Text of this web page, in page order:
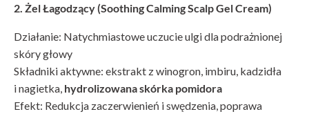
2. Żel Łagodzący (Soothing Calming Scalp Gel Cream)
Działanie: Natychmiastowe uczucie ulgi dla podrażnionej
skóry głowy
Składniki aktywne: ekstrakt z winogron, imbiru, kadzidła
i nagietka, hydrolizowana skórka pomidora
Efekt: Redukcja zaczerwienień i swędzenia, poprawa